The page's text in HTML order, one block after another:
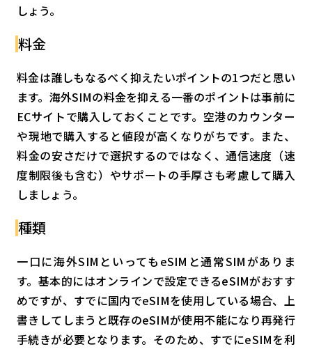
しょう。
料金
料金は誰しもなるべく抑えたいポイントの1つだと思い
ます。海外SIMの料金を抑える一番のポイントは事前に
ECサイトで購入しておくことです。空港のカウンター
や現地で購入すると値段が高くなりがちです。また、
料金の安さだけで選択するのではなく、通信速度（速
度制限後も含む）やサポートの手厚さも考慮して購入
しましょう。
種類
一口に海外SIMといってもeSIMと通常SIMがありま
す。基本的にはオンラインで設定できるeSIMがおすす
めですが、すでに国内でeSIMを使用している場合、上
書きしてしまうと既存のeSIMが使用不能になり再発行
手続きが必要となります。そのため、すでにeSIMを利